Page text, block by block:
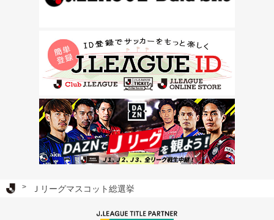
Ｊリーグ TOP
Ｊリーグマスコット総選挙